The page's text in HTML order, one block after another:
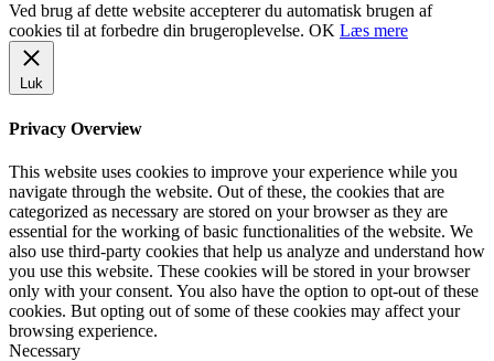
Ved brug af dette website accepterer du automatisk brugen af
cookies til at forbedre din brugeroplevelse. OK Læs mere
Luk
Privacy Overview
This website uses cookies to improve your experience while you
navigate through the website. Out of these, the cookies that are
categorized as necessary are stored on your browser as they are
essential for the working of basic functionalities of the website. We
also use third-party cookies that help us analyze and understand how
you use this website. These cookies will be stored in your browser
only with your consent. You also have the option to opt-out of these
cookies. But opting out of some of these cookies may affect your
browsing experience.
Necessary